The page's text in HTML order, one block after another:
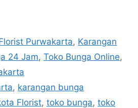
Purwakarta, Karangan
24 Jam, Toko Bunga Online,
, karangan bunga
Florist, toko bunga, toko